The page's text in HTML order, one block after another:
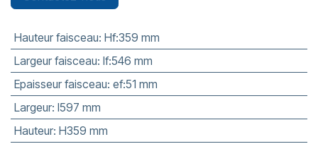
Hauteur faisceau: Hf:359 mm
Largeur faisceau: lf:546 mm
Epaisseur faisceau: ef:51 mm
Largeur: l597 mm
Hauteur: H359 mm